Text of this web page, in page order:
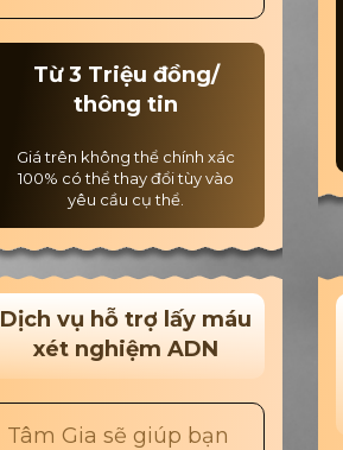
Từ 3 Triệu đồng/
thông tin
Giá trên không thể chính xác
100% có thể thay đổi tùy vào
yêu cầu cụ thể.
Dịch vụ hỗ trợ lấy máu
xét nghiệm ADN
Tâm Gia sẽ giúp bạn